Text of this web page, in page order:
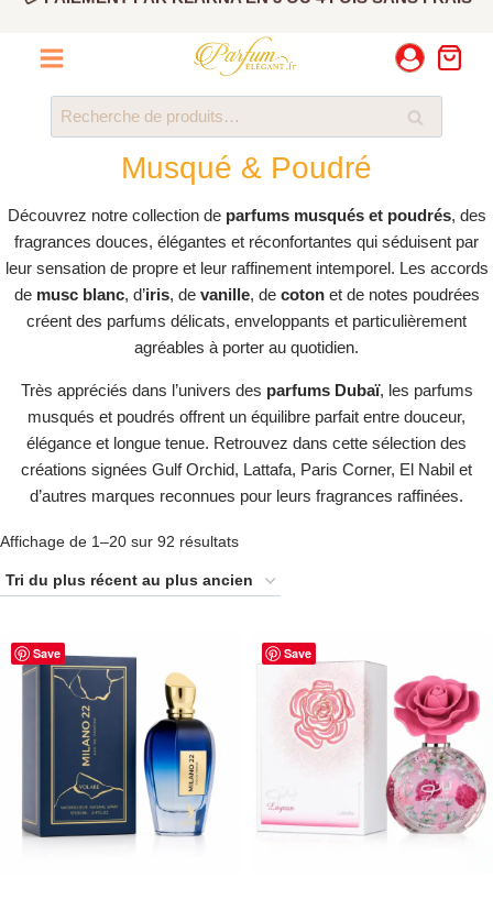
contenu💳 PAIEMENT PAR KLARNA EN 3 OU 4 FOIS SANS FRAIS
Recherche
pour :
Recherche
Musqué & Poudré
Découvrez notre collection de parfums musqués et poudrés, des
fragrances douces, élégantes et réconfortantes qui séduisent par
leur sensation de propre et leur raffinement intemporel. Les accords
de musc blanc, d’iris, de vanille, de cotonet de notes poudrées
créent des parfums délicats, enveloppants et particulièrement
agréables à porter au quotidien.
Très appréciés dans l’univers des parfums Dubaï, les parfums
musqués et poudrés offrent un équilibre parfait entre douceur,
élégance et longue tenue. Retrouvez dans cette sélection des
créations signées Gulf Orchid, Lattafa, Paris Corner, El Nabil et
d’autres marques reconnues pour leurs fragrances raffinées.
Affichage de 1–20 sur 92 résultatsTrié
du
récent
Save Save